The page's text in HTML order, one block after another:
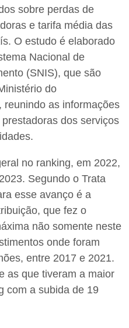
sobre perdas de
e tarifa média das
O estudo é elaborado
Nacional de
(SNIS), que são
do
reunindo as informações
dos serviços
no ranking, em 2022,
Segundo o Trata
esse avanço é a
que fez o
não somente neste
onde foram
entre 2017 e 2021.
as que tiveram a maior
com a subida de 19